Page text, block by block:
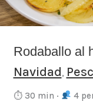
Rodaballo al
Navidad,
⏱ 30 min · 4